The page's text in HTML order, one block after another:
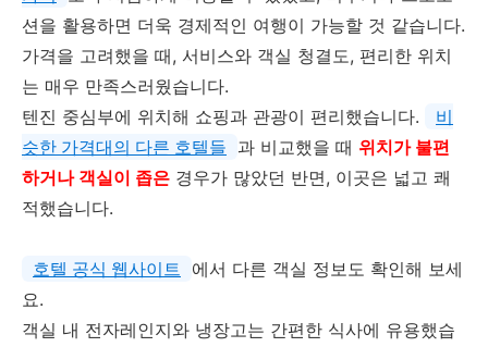
션을 활용하면 더욱 경제적인 여행이 가능할 것 같습니다.
가격을 고려했을 때, 서비스와 객실 청결도, 편리한 위치
는 매우 만족스러웠습니다.
텐진 중심부에 위치해 쇼핑과 관광이 편리했습니다.
비
슷한 가격대의 다른 호텔들 과 비교했을 때 위치가 불편
하거나 객실이 좁은 경우가 많았던 반면, 이곳은 넓고 쾌
적했습니다.
호텔 공식 웹사이트
에서 다른 객실 정보도 확인해 보세
요.
객실 내 전자레인지와 냉장고는 간편한 식사에 유용했습